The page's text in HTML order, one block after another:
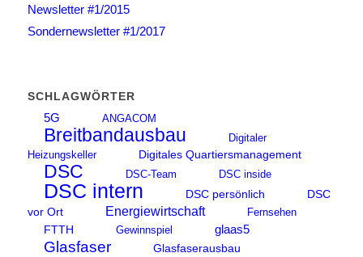
Newsletter #1/2015
Sondernewsletter #1/2017
SCHLAGWÖRTER
5G ANGACOM
Breitbandausbau
Digitaler
Heizungskeller
Digitales Quartiersmanagement
DSC DSC-Team DSC inside
DSC intern DSC persönlich
DSC
vor Ort
Energiewirtschaft Fernsehen
FTTH Gewinnspiel glaas5
Glasfaser Glasfaserausbau